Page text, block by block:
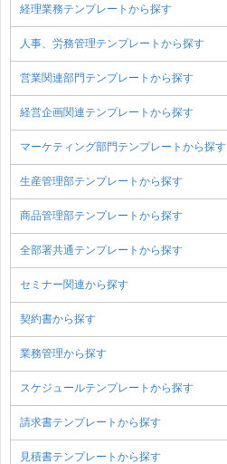
経理業務テンプレートから探す
人事、労務管理テンプレートから探す
営業関連部門テンプレートから探す
経営企画関連テンプレートから探す
マーケティング部門テンプレートから探す
生産管理部テンプレートから探す
商品管理部テンプレートから探す
全部署共通テンプレートから探す
セミナー関連から探す
契約書から探す
業務管理から探す
スケジュールテンプレートから探す
請求書テンプレートから探す
見積書テンプレートから探す